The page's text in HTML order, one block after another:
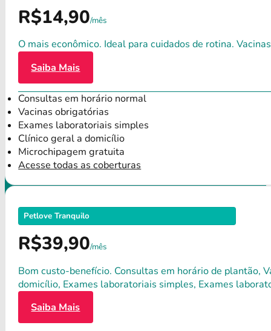
R$14,90/mês
O mais econômico. Ideal para cuidados de rotina.
Saiba Mais
Consultas em horário normal
Vacinas obrigatórias
Exames laboratoriais simples
Clínico geral a domicílio
Microchipagem gratuita
Acesse todas as coberturas
Petlove Tranquilo
R$39,90/mês
Bom custo-benefício. Consultas em horário de plantão,
domicílio, Exames laboratoriais simples, Exames
Saiba Mais